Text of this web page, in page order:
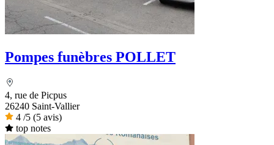
Pompes funèbres POLLET
4, rue de Picpus
26240 Saint-Vallier
4 /5 (5 avis)
top notes